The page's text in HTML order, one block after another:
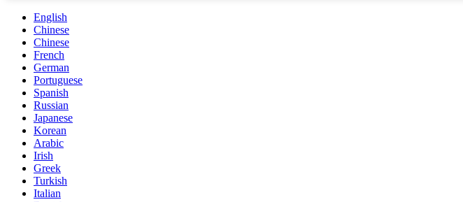
English
Chinese
Chinese
French
German
Portuguese
Spanish
Russian
Japanese
Korean
Arabic
Irish
Greek
Turkish
Italian